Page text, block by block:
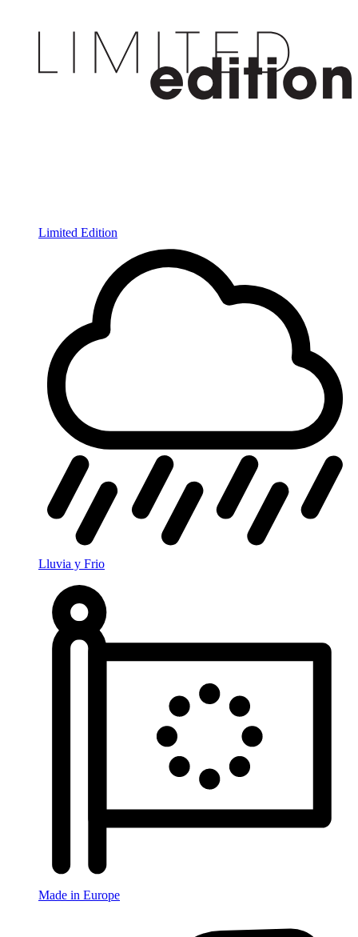
Limited Edition
Lluvia y Frio
Made in Europe